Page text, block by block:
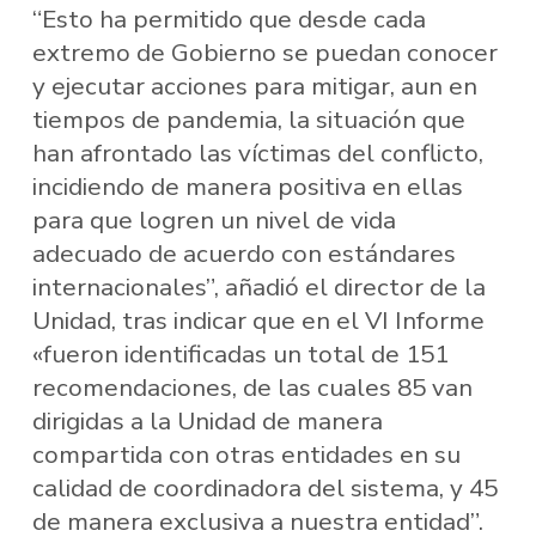
“Esto ha permitido que desde cada
extremo de Gobierno se puedan conocer
y ejecutar acciones para mitigar, aun en
tiempos de pandemia, la situación que
han afrontado las víctimas del conflicto,
incidiendo de manera positiva en ellas
para que logren un nivel de vida
adecuado de acuerdo con estándares
internacionales”, añadió el director de la
Unidad, tras indicar que en el VI Informe
«fueron identificadas un total de 151
recomendaciones, de las cuales 85 van
dirigidas a la Unidad de manera
compartida con otras entidades en su
calidad de coordinadora del sistema, y 45
de manera exclusiva a nuestra entidad”.